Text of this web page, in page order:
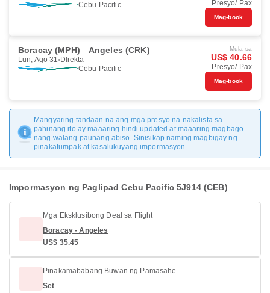
Cebu Pacific Presyo/ Pax
Mag-book
Boracay (MPH) Angeles (CRK)
Lun, Ago 31 DIrekta
Cebu Pacific
Mula sa
US$ 40.66
Presyo/ Pax
Mag-book
Mangyaring tandaan na ang mga presyo na nakalista sa
pahinang ito ay maaaring hindi updated at maaaring magbago
nang walang paunang abiso. Sinisikap naming magbigay ng
pinakatumpak at kasalukuyang impormasyon.
Impormasyon ng Paglipad Cebu Pacific 5J914 (CEB)
Mga Eksklusibong Deal sa Flight
Boracay - Angeles
US$ 35.45
Pinakamababang Buwan ng Pamasahe
Set